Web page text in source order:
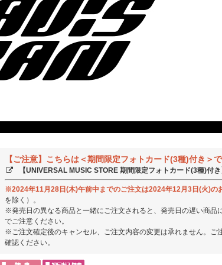
【ご注意】こちらは＜期間限定フォトカード(3種)付き＞で
【UNIVERSAL MUSIC STORE 期間限定フォトカード(3種)付
※2024年11月28日(木)午前中までのご注文は2024年12月3日(火)の
を除く）。
※発売日の異なる商品と一緒にご注文されると、発売日の遅い商品
でご注意ください。
※ご注文確定後のキャンセル、ご注文内容の変更は承れません。ご
確認ください。